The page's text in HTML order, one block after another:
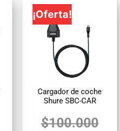
¡Oferta!
Cargador de coche
Shure SBC-CAR
$100.000